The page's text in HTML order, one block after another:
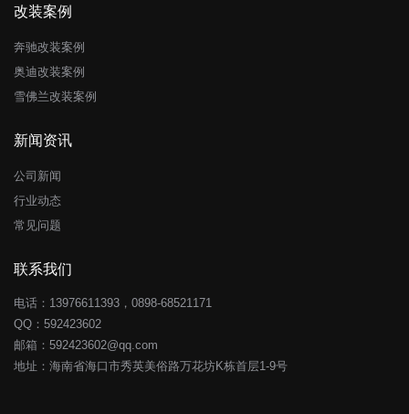
改装案例
奔驰改装案例
奥迪改装案例
雪佛兰改装案例
新闻资讯
公司新闻
行业动态
常见问题
联系我们
电话：13976611393，0898-68521171
QQ： 592423602
邮箱：592423602@qq.com
地址：海南省海口市秀英美俗路万花坊K栋首层1-9号